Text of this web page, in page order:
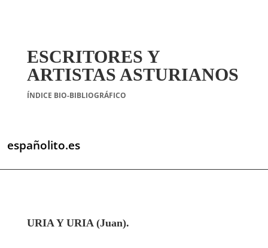
ESCRITORES Y
ARTISTAS ASTURIANOS
ÍNDICE BIO-BIBLIOGRÁFICO
españolito.es
URIA Y URIA (Juan).